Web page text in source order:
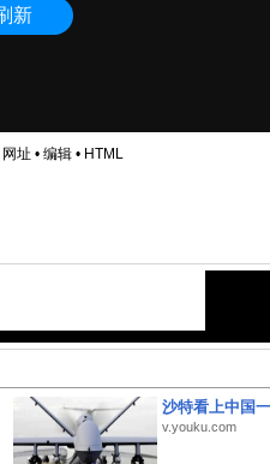
网址 • 编辑• HTML
沙特看上中国
v.youku.com